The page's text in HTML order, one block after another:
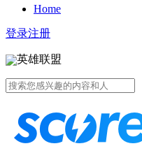
Home
登录注册
英雄联盟